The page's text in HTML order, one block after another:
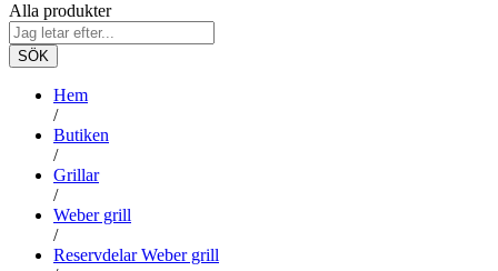
Alla produkter
SÖK
Hem
/
Butiken
/
Grillar
/
Weber grill
/
Reservdelar Weber grill